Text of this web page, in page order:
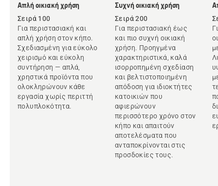
Απλή οικιακή χρήση
Σειρά 100
Για περιστασιακή και
απλή χρήση στον κήπο.
Σχεδιασμένη για εύκολο
χειρισμό και εύκολη
συντήρηση — απλά,
χρηστικά προϊόντα που
ολοκληρώνουν κάθε
εργασία χωρίς περιττή
πολυπλοκότητα.
Συχνή οικιακή χρήση
Σειρά 200
Για περιστασιακή έως
και πιο συχνή οικιακή
χρήση. Προηγμένα
χαρακτηριστικά, καλά
ισορροπημένη σχεδίαση
και βελτιστοποιημένη
απόδοση για ιδιοκτήτες
κατοικιών που
αφιερώνουν
περισσότερο χρόνο στον
κήπο και απαιτούν
αποτελέσματα που
ανταποκρίνονται στις
προσδοκίες τους.